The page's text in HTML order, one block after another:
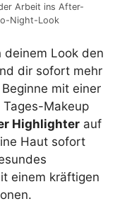
Arbeit ins After-
Night-Look
deinem Look den
dir sofort mehr
mit einer
Makeup
Highlighter auf
Haut sofort
einem kräftigen